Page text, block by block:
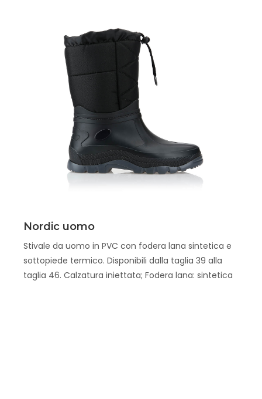
Scopri
Nordic uomo
Stivale da uomo in PVC con fodera lana sintetica e
sottopiede termico. Disponibili dalla taglia 39 alla
taglia 46. Calzatura iniettata; Fodera lana: sintetica